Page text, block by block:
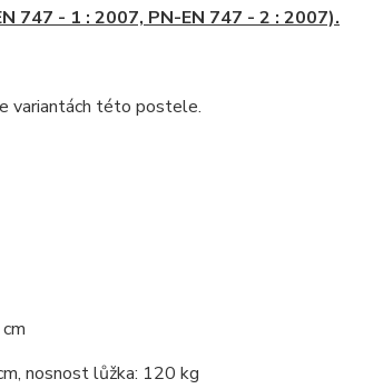
747 - 1 : 2007, PN-EN 747 - 2 : 2007).
variantách této postele.
nosnost lůžka: 120 kg